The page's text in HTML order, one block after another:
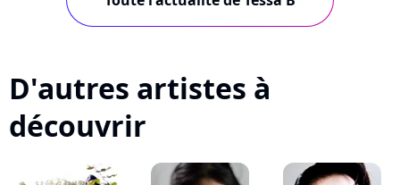
D'autres artistes à
découvrir